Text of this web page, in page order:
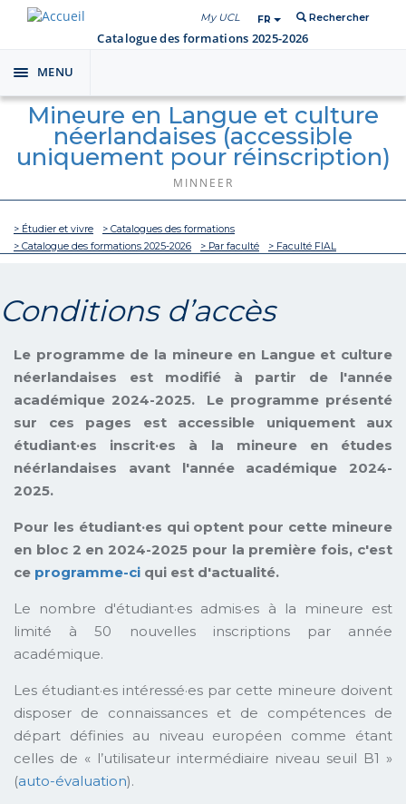
My UCL FR Rechercher
Catalogue des formations 2025-2026
Toggle
navigation
MENU
Mineure en Langue et culture
néerlandaises (accessible
uniquement pour réinscription)
MINNEER
> Étudier et vivre
> Catalogues des formations
> Catalogue des formations 2025-2026
> Par faculté > Faculté FIAL
Conditions d’accès
Le programme de la mineure en Langue et culture
néerlandaises est modifié à partir de l'année
académique 2024-2025. Le programme présenté
sur ces pages est accessible uniquement aux
étudiant·es inscrit·es à la mineure en études
néérlandaises avant l'année académique 2024-
2025.
Pour les étudiant·es qui optent pour cette mineure
en bloc 2 en 2024-2025 pour la première fois, c'est
ce programme-ci qui est d'actualité.
Le nombre d'étudiant·es admis·es à la mineure est
limité à 50 nouvelles inscriptions par année
académique.
Les étudiant·es intéressé·es par cette mineure doivent
disposer de connaissances et de compétences de
départ définies au niveau européen comme étant
celles de « l’utilisateur intermédiaire niveau seuil B1 »
(auto-évaluation).